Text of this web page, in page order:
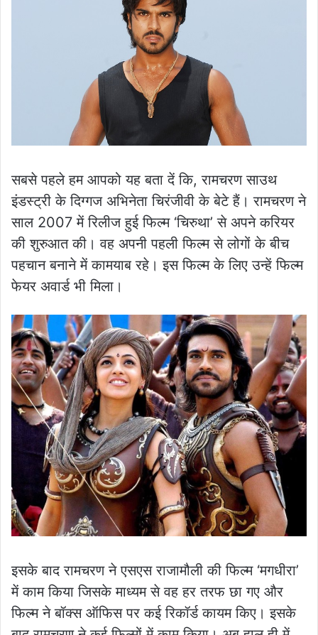
सबसे पहले हम आपको यह बता दें कि, रामचरण साउथ
इंडस्ट्री के दिग्गज अभिनेता चिरंजीवी के बेटे हैं। रामचरण ने
साल 2007 में रिलीज हुई फिल्म ‘चिरुथा’ से अपने करियर
की शुरुआत की। वह अपनी पहली फिल्म से लोगों के बीच
पहचान बनाने में कामयाब रहे। इस फिल्म के लिए उन्हें फिल्म
फेयर अवार्ड भी मिला।
इसके बाद रामचरण ने एसएस राजामौली की फिल्म ‘मगधीरा’
में काम किया जिसके माध्यम से वह हर तरफ छा गए और
फिल्म ने बॉक्स ऑफिस पर कई रिकॉर्ड कायम किए। इसके